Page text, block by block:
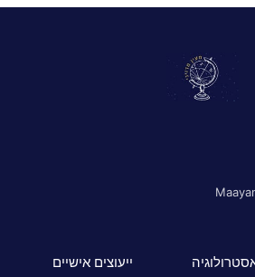
ייעוצים אישיים